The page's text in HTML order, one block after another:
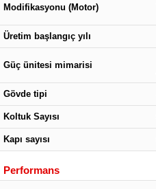
Modifikasyonu (Motor)
Üretim başlangıç yılı
Güç ünitesi mimarisi
Gövde tipi
Koltuk Sayısı
Kapı sayısı
Performans